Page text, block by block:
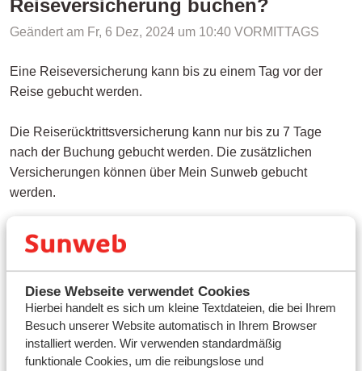
Diese Webseite verwendet Cookies
Hierbei handelt es sich um kleine Textdateien, die bei Ihrem
Besuch unserer Website automatisch in Ihrem Browser
installiert werden. Wir verwenden standardmäßig
funktionale Cookies, um die reibungslose und
Reiseversicherung buchen?
Geändert am Fr, 6 Dez, 2024 um 10:40 VORMITTAGS
Eine Reiseversicherung kann bis zu einem Tag vor der
Reise gebucht werden.
Die Reiserücktrittsversicherung kann nur bis zu 7 Tage
nach der Buchung gebucht werden. Die zusätzlichen
Versicherungen können über Mein Sunweb gebucht
werden.
Fragen zu demselben Thema
Wie viel kostet eine Reiserücktrittsversicherung?
Was deckt die Reiserücktrittsversicherung?